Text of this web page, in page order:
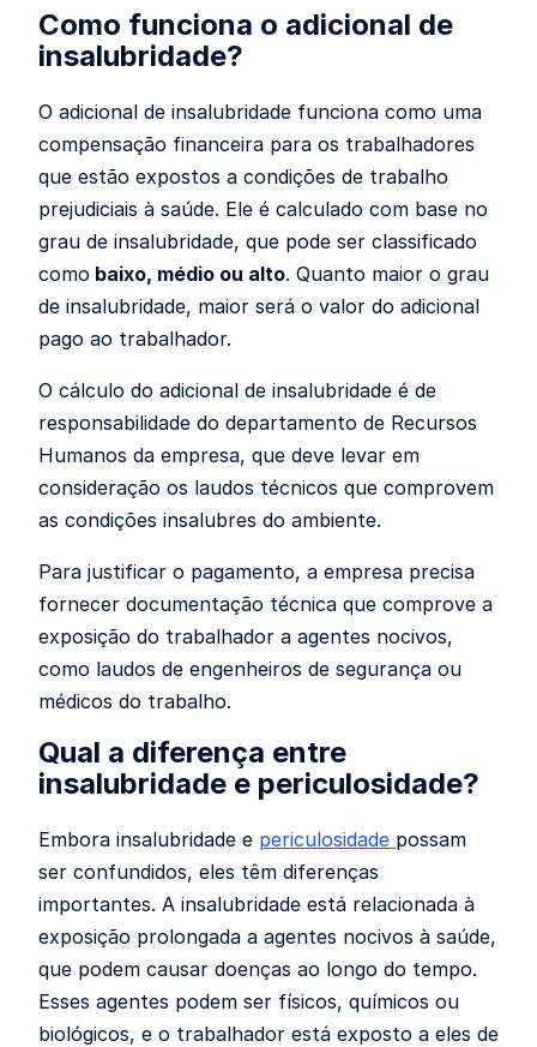
Como funciona o adicional de
insalubridade?
O adicional de insalubridade funciona como uma
compensação financeira para os trabalhadores
que estão expostos a condições de trabalho
prejudiciais à saúde. Ele é calculado com base no
grau de insalubridade, que pode ser classificado
como baixo, médio ou alto. Quanto maior o grau
de insalubridade, maior será o valor do adicional
pago ao trabalhador.
O cálculo do adicional de insalubridade é de
responsabilidade do departamento de Recursos
Humanos da empresa, que deve levar em
consideração os laudos técnicos que comprovem
as condições insalubres do ambiente.
Para justificar o pagamento, a empresa precisa
fornecer documentação técnica que comprove a
exposição do trabalhador a agentes nocivos,
como laudos de engenheiros de segurança ou
médicos do trabalho.
Qual a diferença entre
insalubridade e periculosidade?
Embora insalubridade e periculosidade possam
ser confundidos, eles têm diferenças
importantes. A insalubridade está relacionada à
exposição prolongada a agentes nocivos à saúde,
que podem causar doenças ao longo do tempo.
Esses agentes podem ser físicos, químicos ou
biológicos, e o trabalhador está exposto a eles de